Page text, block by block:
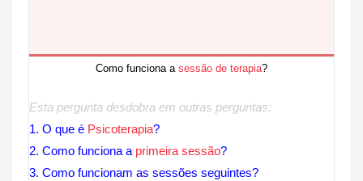
Como funciona a sessão de terapia?
Esta pergunta desdobra em outras perguntas:
1. O que é Psicoterapia?
2. Como funciona a primeira sessão?
3. Como funcionam as sessões seguintes?